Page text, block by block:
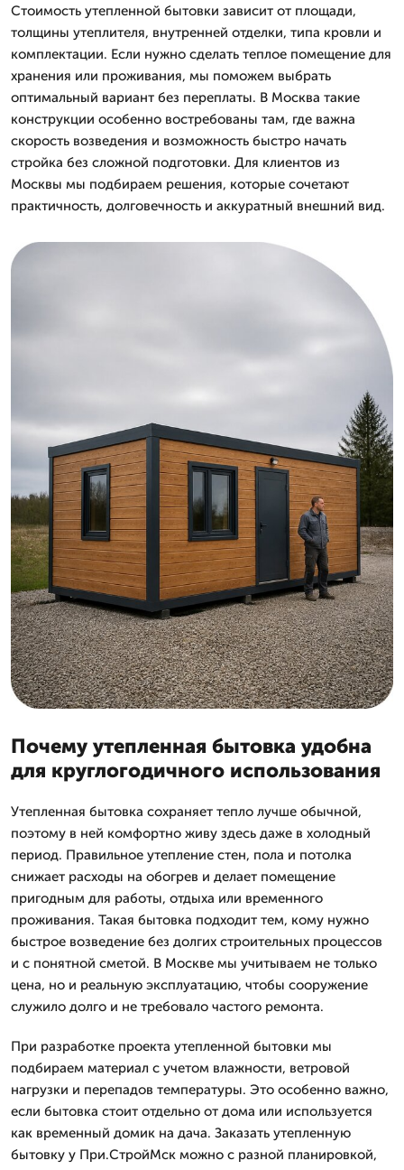
Стоимость утепленной бытовки зависит от площади,
толщины утеплителя, внутренней отделки, типа кровли и
комплектации. Если нужно сделать теплое помещение для
хранения или проживания, мы поможем выбрать
оптимальный вариант без переплаты. В Москва такие
конструкции особенно востребованы там, где важна
скорость возведения и возможность быстро начать
стройка без сложной подготовки. Для клиентов из
Москвы мы подбираем решения, которые сочетают
практичность, долговечность и аккуратный внешний вид.
Почему утепленная бытовка удобна
для круглогодичного использования
Утепленная бытовка сохраняет тепло лучше обычной,
поэтому в ней комфортно живу здесь даже в холодный
период. Правильное утепление стен, пола и потолка
снижает расходы на обогрев и делает помещение
пригодным для работы, отдыха или временного
проживания. Такая бытовка подходит тем, кому нужно
быстрое возведение без долгих строительных процессов
и с понятной сметой. В Москве мы учитываем не только
цена, но и реальную эксплуатацию, чтобы сооружение
служило долго и не требовало частого ремонта.
При разработке проекта утепленной бытовки мы
подбираем материал с учетом влажности, ветровой
нагрузки и перепадов температуры. Это особенно важно,
если бытовка стоит отдельно от дома или используется
как временный домик на дача. Заказать утепленную
бытовку у При.СтройМск можно с разной планировкой,